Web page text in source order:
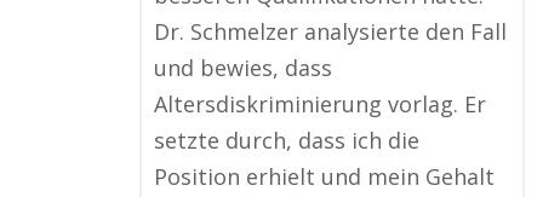
Dr. Schmelzer analysierte den Fall
und bewies, dass
Altersdiskriminierung vorlag. Er
setzte durch, dass ich die
Position erhielt und mein Gehalt